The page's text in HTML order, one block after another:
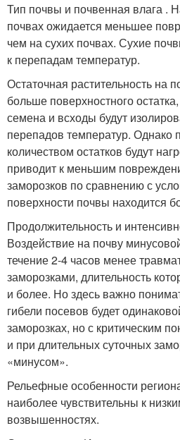
Тип почвы и почвенная влага .
почвах ожидается меньшее
чем на сухих почвах. Сухие
к перепадам температур.
Остаточная растительность на
больше поверхностного
семена и всходы будут
перепадов температур.
количеством остатков будут
приводит к меньшим
заморозков по сравнению с
поверхности почвы находится
Продолжительность и
Воздействие на почву
течение 2-4 часов менее
заморозками, длительность
и более. Но здесь важно
гибели посевов будет
заморозках, но с критическим
и при длительных суточных
«минусом».
Рельефные особенности
наиболее чувствительны к
возвышенностях.